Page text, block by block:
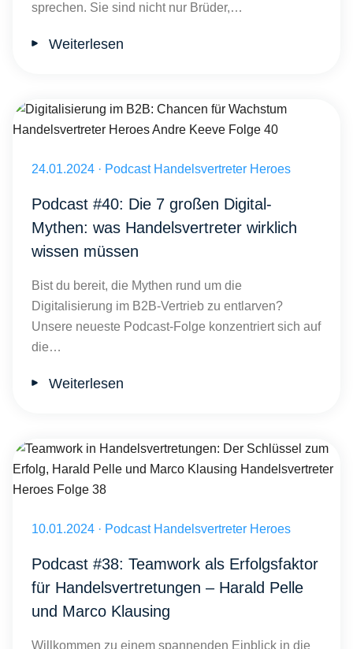
sprechen. Sie sind nicht nur Brüder,…
Weiterlesen
Veröffentlicht am 24.01.2024
24.01.2024 · Podcast Handelsvertreter Heroes
Podcast #40: Die 7 großen Digital-
Mythen: was Handelsvertreter wirklich
wissen müssen
Bist du bereit, die Mythen rund um die
Digitalisierung im B2B-Vertrieb zu entlarven?
Unsere neueste Podcast-Folge konzentriert sich auf
die…
Weiterlesen
Veröffentlicht am 10.01.2024
10.01.2024 · Podcast Handelsvertreter Heroes
Podcast #38: Teamwork als Erfolgsfaktor
für Handelsvertretungen – Harald Pelle
und Marco Klausing
Willkommen zu einem spannenden Einblick in die